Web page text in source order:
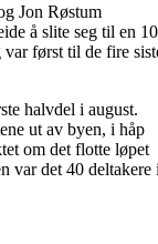
Jon Røstum
å slite seg til en
var først til de fire
halvdel i august.
ut av byen, i håp
om det flotte løpet
var det 40 deltakere